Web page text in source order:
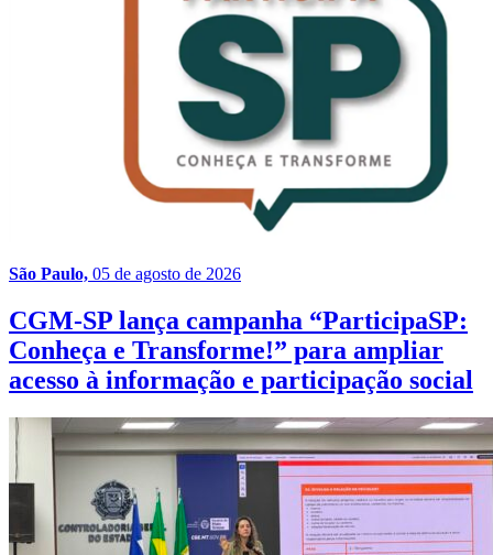
São Paulo, 05 de agosto de 2026
CGM-SP lança campanha “ParticipaSP:
Conheça e Transforme!” para ampliar
acesso à informação e participação social